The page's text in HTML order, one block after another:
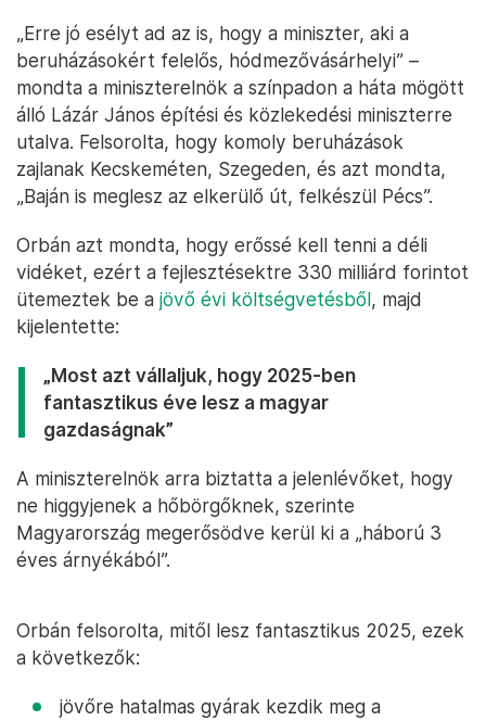
„Erre jó esélyt ad az is, hogy a miniszter, aki a
beruházásokért felelős, hódmezővásárhelyi” –
mondta a miniszterelnök a színpadon a háta mögött
álló Lázár János építési és közlekedési miniszterre
utalva. Felsorolta, hogy komoly beruházások
zajlanak Kecskeméten, Szegeden, és azt mondta,
„Baján is meglesz az elkerülő út, felkészül Pécs”.
Orbán azt mondta, hogy erőssé kell tenni a déli
vidéket, ezért a fejlesztésektre 330 milliárd forintot
ütemeztek be a jövő évi költségvetésből, majd
kijelentette:
„Most azt vállaljuk, hogy 2025-ben
fantasztikus éve lesz a magyar
gazdaságnak”
A miniszterelnök arra biztatta a jelenlévőket, hogy
ne higgyjenek a hőbörgőknek, szerinte
Magyarország megerősödve kerül ki a „háború 3
éves árnyékából”.
Orbán felsorolta, mitől lesz fantasztikus 2025, ezek
a következők:
jövőre hatalmas gyárak kezdik meg a